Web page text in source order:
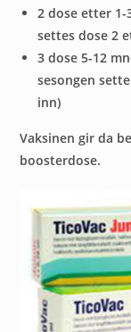
2 dose etter
settes dose 2
3 dose 5-12
sesongen
inn)
Vaksinen gir da
boosterdose.